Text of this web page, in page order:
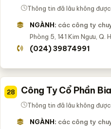
Thông tin đã lâu không
NGÀNH: các công ty
Phòng 5, 141 Kim Ngưu, Q.
(024) 39874991
28 Công Ty Cổ Phần
Thông tin đã lâu không
NGÀNH: các công ty